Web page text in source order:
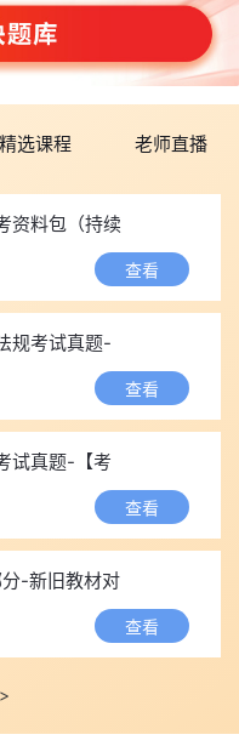
精选课程 老师直播
资料包（持续
查看
规考试真题-
查看
试真题-【考
查看
-新旧教材对
查看